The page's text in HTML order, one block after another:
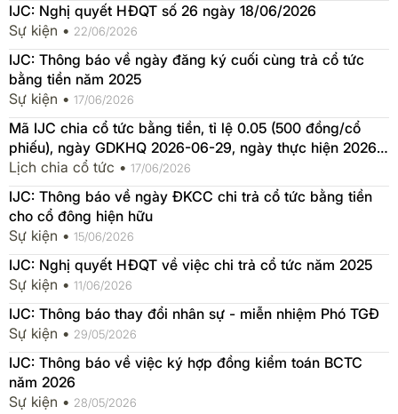
IJC: Nghị quyết HĐQT số 26 ngày 18/06/2026
Sự kiện • 22/06/2026
IJC: Thông báo về ngày đăng ký cuối cùng trả cổ tức
bằng tiền năm 2025
Sự kiện • 17/06/2026
Mã IJC chia cổ tức bằng tiền, tỉ lệ 0.05 (500 đồng/cổ
phiếu), ngày GDKHQ 2026-06-29, ngày thực hiện 2026-
10-07
Lịch chia cổ tức • 17/06/2026
IJC: Thông báo về ngày ĐKCC chi trả cổ tức bằng tiền
cho cổ đông hiện hữu
Sự kiện • 15/06/2026
IJC: Nghị quyết HĐQT về việc chi trả cổ tức năm 2025
Sự kiện • 11/06/2026
IJC: Thông báo thay đổi nhân sự - miễn nhiệm Phó TGĐ
Sự kiện • 29/05/2026
IJC: Thông báo về việc ký hợp đồng kiểm toán BCTC
năm 2026
Sự kiện • 28/05/2026